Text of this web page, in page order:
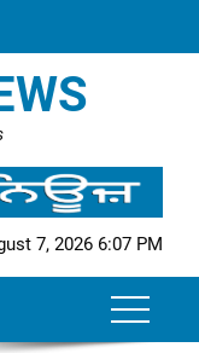
7, 2026 6:07 PM